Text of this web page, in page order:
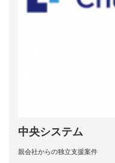
中央システム
親会社からの独立支援案件